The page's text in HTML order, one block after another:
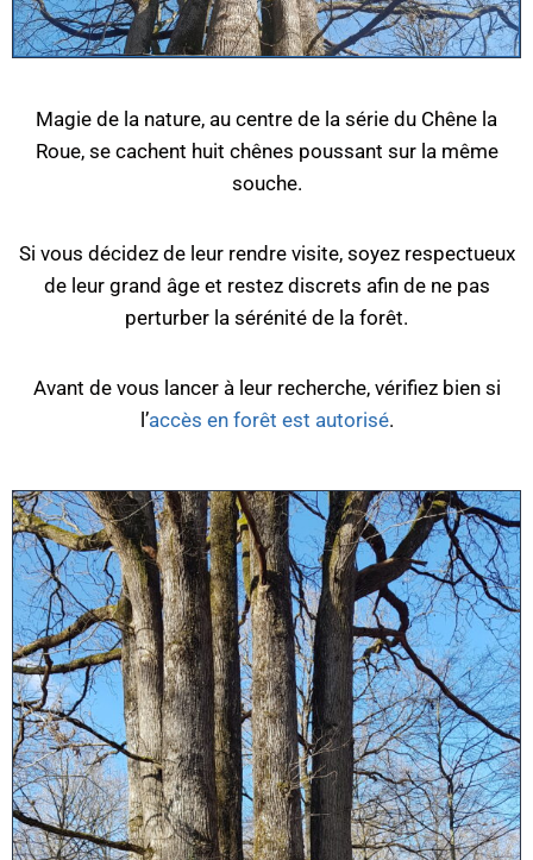
Magie de la nature, au centre de la série du Chêne la
Roue, se cachent huit chênes poussant sur la même
souche.
Si vous décidez de leur rendre visite, soyez respectueux
de leur grand âge et restez discrets afin de ne pas
perturber la sérénité de la forêt.
Avant de vous lancer à leur recherche, vérifiez bien si
l’accès en forêt est autorisé.